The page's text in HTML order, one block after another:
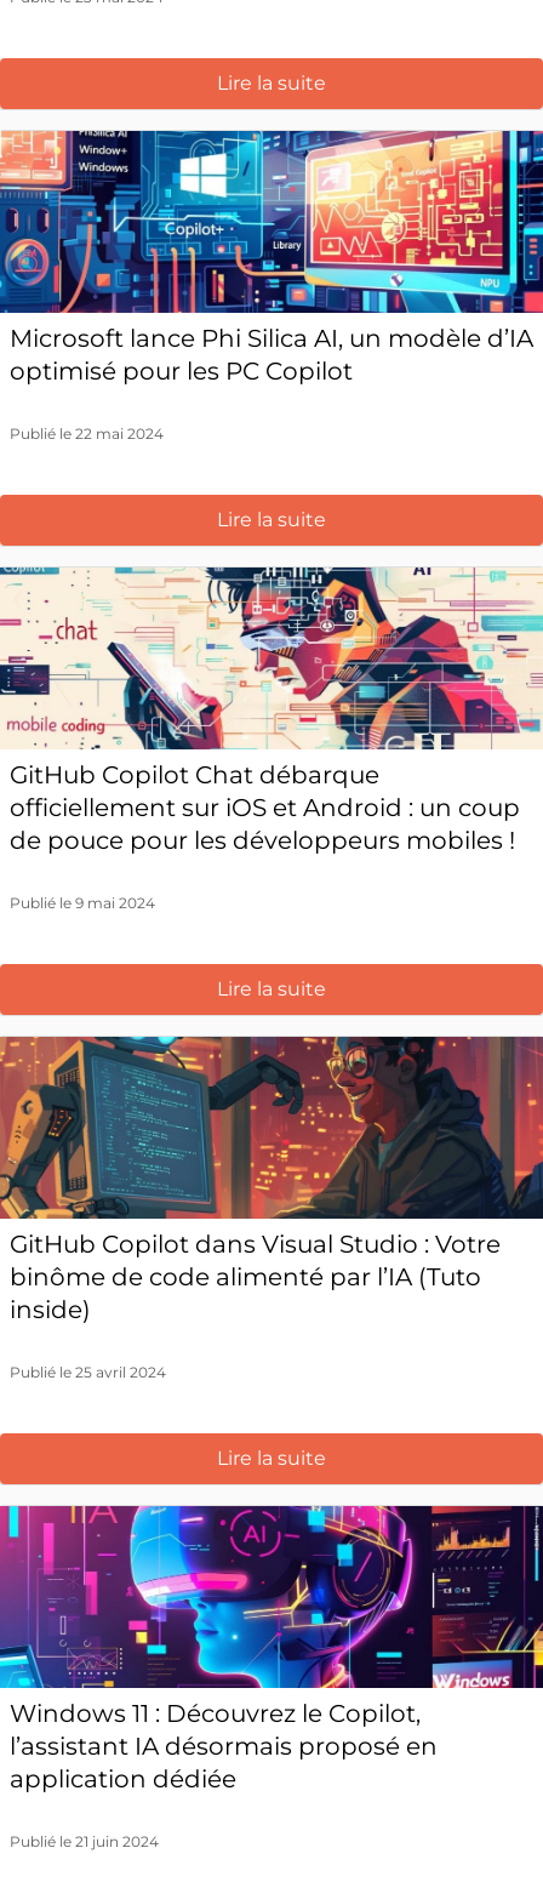
Lire la suite
Microsoft lance Phi Silica AI, un modèle d’IA
optimisé pour les PC Copilot
Publié le 22 mai 2024
Lire la suite
GitHub Copilot Chat débarque
officiellement sur iOS et Android : un coup
de pouce pour les développeurs mobiles !
Publié le 9 mai 2024
Lire la suite
GitHub Copilot dans Visual Studio : Votre
binôme de code alimenté par l’IA (Tuto
inside)
Publié le 25 avril 2024
Lire la suite
Windows 11 : Découvrez le Copilot,
l’assistant IA désormais proposé en
application dédiée
Publié le 21 juin 2024